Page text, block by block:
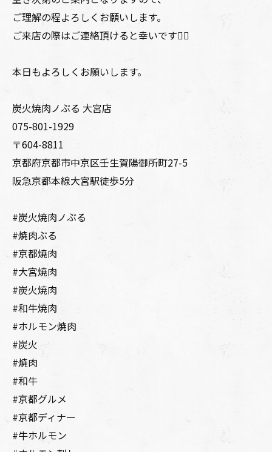
ご理解の程よろしくお願いします。
ご来店の際はご連絡頂けると幸いです🙇‍♂️
本日もよろしくお願いします。
炭火焼肉ノぶる 大宮店
075-801-1929
〒604-8811
京都府京都市中京区壬生賀陽御所町27-5
阪急京都本線大宮駅徒歩5分
#炭火焼肉ノぶる
#焼肉ぶる
#京都焼肉
#大宮焼肉
#炭火焼肉
#和牛焼肉
#ホルモン焼肉
#炭火
#焼肉
#和牛
#京都グルメ
#京都ディナー
#牛ホルモン